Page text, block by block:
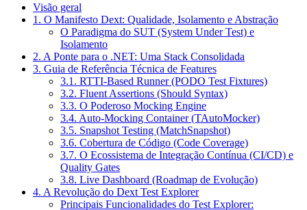
Visão geral
1. O Manifesto Dext: Qualidade, Isolamento e Abstração
O Paradigma do SUT (System Under Test) e
Isolamento
2. A Ponte para o .NET: Uma Stack Consolidada
3. Guia de Referência Técnica de Features
3.1. RTTI-Based Runner (PODO Test Fixtures)
3.2. Fluent Assertions (Should Syntax)
3.3. O Poderoso Mocking Engine
3.4. Auto-Mocking Container (TAutoMocker)
3.5. Snapshot Testing (MatchSnapshot)
3.6. Cobertura de Código (Code Coverage)
3.7. O Ecossistema de Integração Contínua (CI/CD) e
Quality Gates
3.8. Live Dashboard (Roadmap de Evolução)
4. A Revolução do Dext Test Explorer
Principais Funcionalidades do Test Explorer: